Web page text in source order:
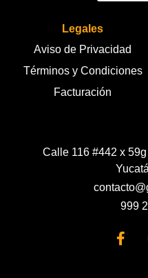
Legales
Aviso de Privacidad
Términos y Condiciones
Facturación
Calle 116 #442 x
999